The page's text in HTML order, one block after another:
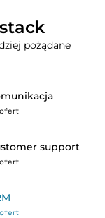
stack
pożądane
support